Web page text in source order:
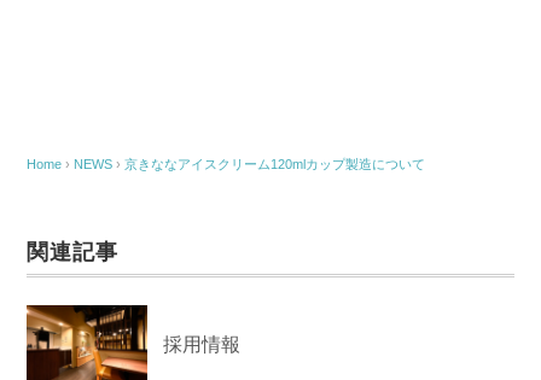
Home › NEWS ›京きななアイスクリーム120mlカップ製造について
関連記事
採用情報